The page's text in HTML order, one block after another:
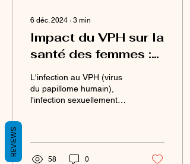
6 déc. 2024 ∙ 3 min
Impact du VPH sur la
santé des femmes :
fertilité, grossesse et
informations sur le
traitement
L'infection au VPH (virus
du papillome humain),
l'infection sexuellement
58 0
REVIEWS